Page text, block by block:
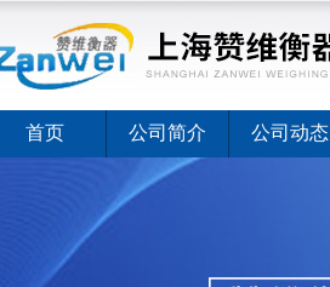
首页 公司简介 公司动态